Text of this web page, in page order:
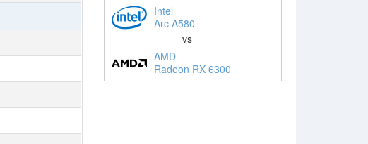
Intel
Arc A580
vs
AMD
Radeon RX 6300